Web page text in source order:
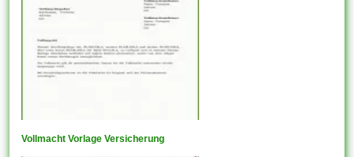
Vollmacht Vorlage Versicherung